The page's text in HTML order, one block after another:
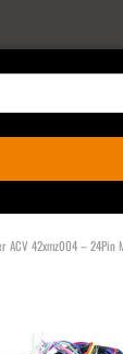
ACV 42xmz004 – 24Pin